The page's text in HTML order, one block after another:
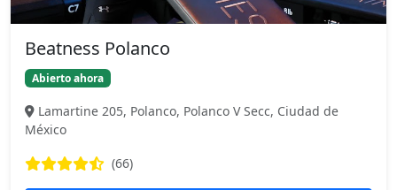
Beatness Polanco
Abierto ahora
Lamartine 205, Polanco, Polanco V Secc, Ciudad de
México
(66)